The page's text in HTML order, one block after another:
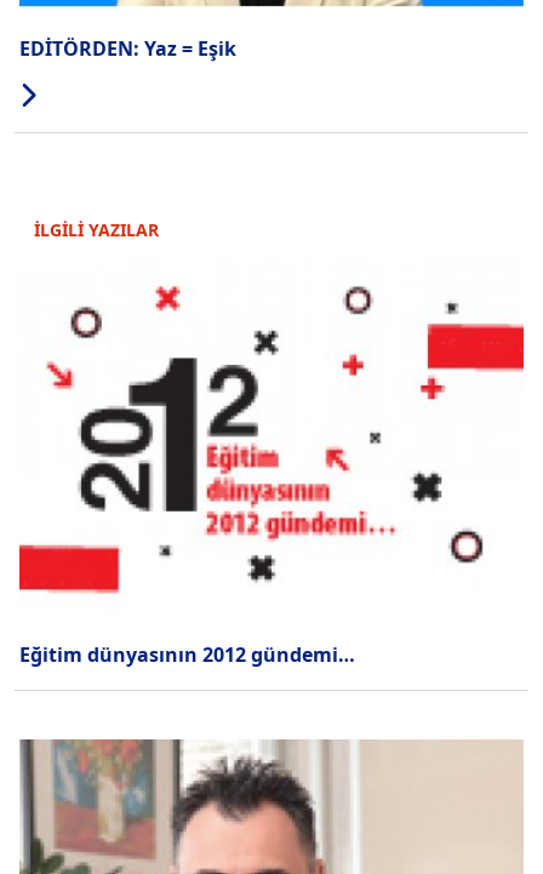
EDİTÖRDEN: Yaz = Eşik
İLGİLİ YAZILAR
Eğitim dünyasının 2012 gündemi…